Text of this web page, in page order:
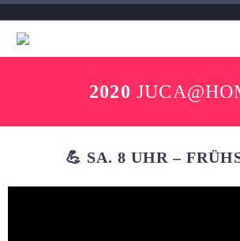
2020
💪 SA. 8 UHR –